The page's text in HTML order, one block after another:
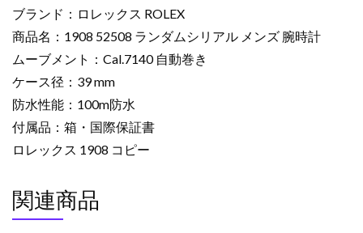
1908
52508
メ
ン
ズ
腕
時
計
レ
ッ
ブランド：ロレックス ROLEX
商品名：1908 52508 ランダムシリアル メンズ 腕時計
ムーブメント：Cal.7140 自動巻き
ケース径：39 mm
防水性能：100m防水
付属品：箱・国際保証書
ロレックス 1908 コピー
関連商品